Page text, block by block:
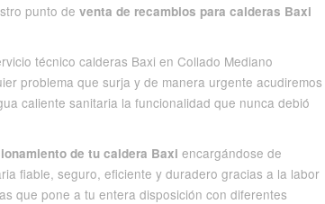
punto de venta de recambios para calderas Baxi
técnico calderas Baxi en Collado Mediano
problema que surja y de manera urgente acudiremos
caliente sanitaria la funcionalidad que nunca debió
de tu caldera Baxi encargándose de
fiable, seguro, eficiente y duradero gracias a la labor
que pone a tu entera disposición con diferentes